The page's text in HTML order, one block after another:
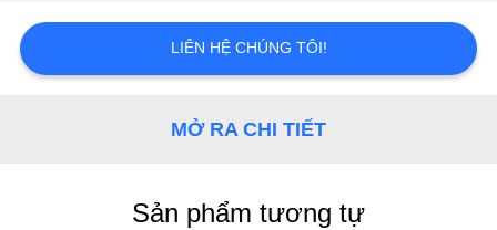
MÁY
LIÊN HỆ CHÚNG TÔI!
MỞ RA CHI TIẾT
Sản phẩm tương tự